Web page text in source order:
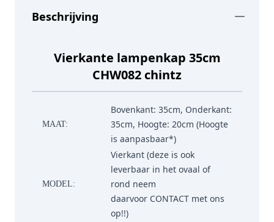
Beschrijving
Vierkante lampenkap 35cm
CHW082 chintz
MAAT:
Bovenkant: 35cm, Onderkant:
35cm, Hoogte: 20cm (Hoogte
is aanpasbaar*)
MODEL:
Vierkant (deze is ook
leverbaar in het ovaal of
rond neem
daarvoor CONTACT met ons
op!!)